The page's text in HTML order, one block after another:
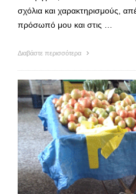
σχόλια και χαρακτηρισμούς,
πρόσωπό μου και στις …
Διαβάστε περισσότερα